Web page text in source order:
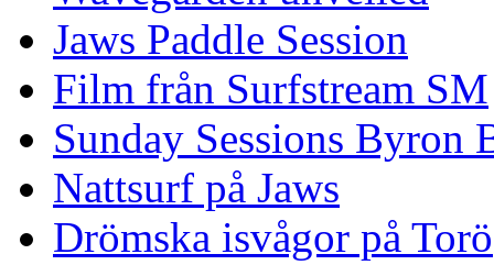
Jaws Paddle Session
Film från Surfstream SM
Sunday Sessions Byron
Nattsurf på Jaws
Drömska isvågor på Torö